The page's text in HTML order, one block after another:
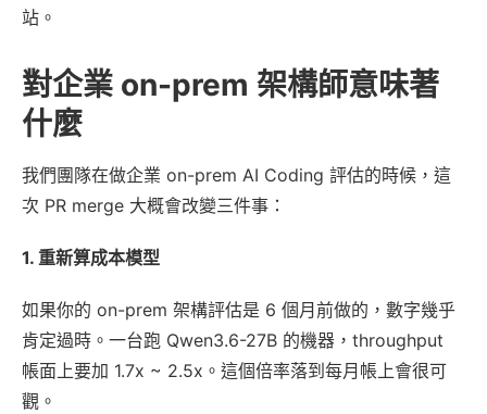
站。
對企業 on-prem 架構師意味著
什麼
我們團隊在做企業 on-prem AI Coding 評估的時候，這
次 PR merge 大概會改變三件事：
1. 重新算成本模型
如果你的 on-prem 架構評估是 6 個月前做的，數字幾乎
肯定過時。一台跑 Qwen3.6-27B 的機器，throughput
帳面上要加 1.7x ~ 2.5x。這個倍率落到每月帳上會很可
觀。